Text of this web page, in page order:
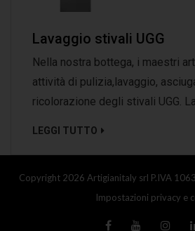
Lavaggio stivali UGG
Nella nostra bottega, i maestri
attività di pulizia,lavaggio,
ricolorazione degli stivali UGG.
LEGGI TUTTO
Copyright 2026 Artigianitaly srl P.IVA
Impostazioni privacy e